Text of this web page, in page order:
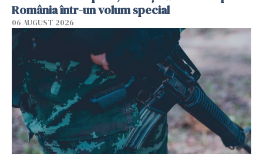
România într-un volum special
06 AUGUST 2026